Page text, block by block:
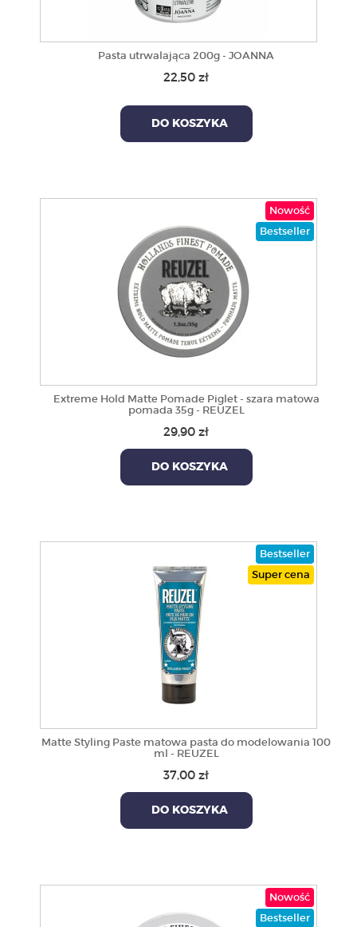
Pasta utrwalająca 200g - JOANNA
22,50 zł
DO KOSZYKA
Nowość
Bestseller
Extreme Hold Matte Pomade Piglet - szara matowa
pomada 35g - REUZEL
29,90 zł
DO KOSZYKA
Bestseller
Super cena
Matte Styling Paste matowa pasta do modelowania 100
ml - REUZEL
37,00 zł
DO KOSZYKA
Nowość
Bestseller